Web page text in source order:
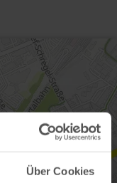
Über Cookies